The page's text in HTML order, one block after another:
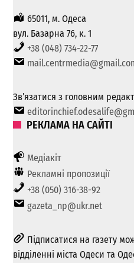
65011, м. Одеса
вул. Базарна 76, к. 1
+38 (048) 734-22-77
Зв’язатися з головним
РЕКЛАМА НА САЙТІ
Медіакіт
Рекламні пропозиції
+38 (050) 316-38-92
gazeta_np@ukr.net
Підписатися на газету
відділенні міста Одеси та